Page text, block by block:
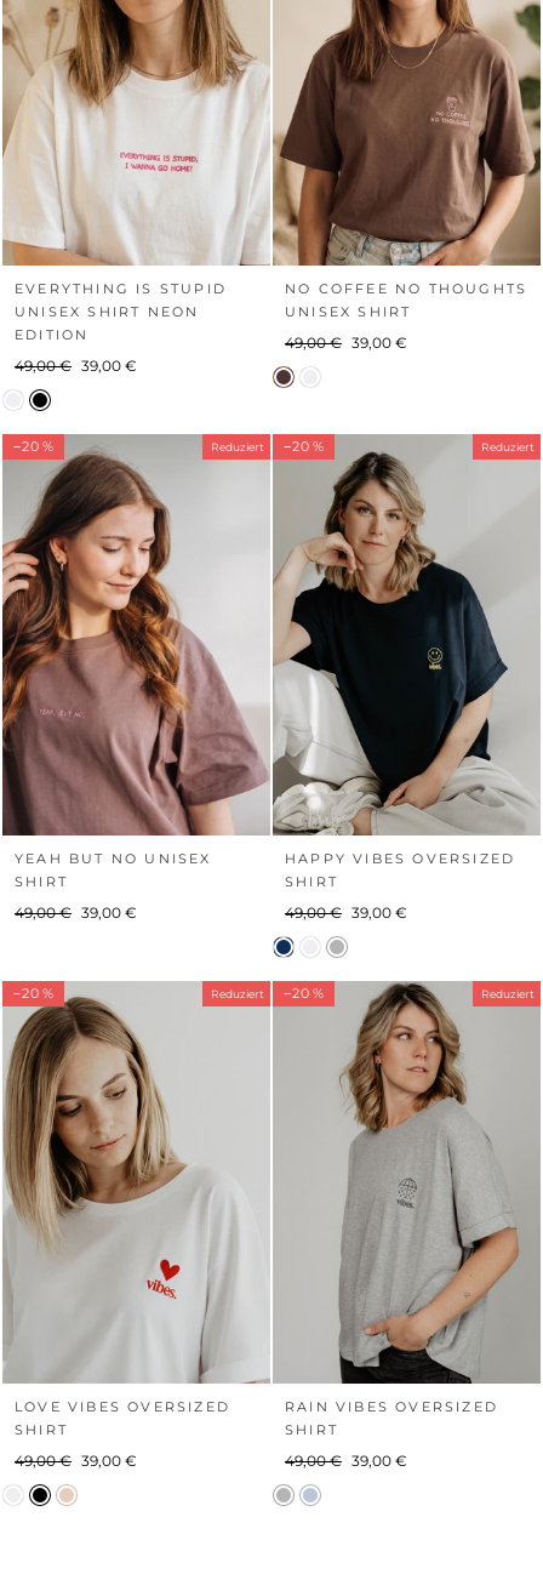
EVERYTHING IS STUPID
UNISEX SHIRT NEON
EDITION
Normaler
Preis
49,00 € Sonderpreis
39,00 €
NO COFFEE NO THOUGHTS
UNISEX SHIRT
Normaler
Preis
49,00 € Sonderpreis
39,00 €
−20 % Reduziert
YEAH BUT NO UNISEX
SHIRT
Normaler
49,00 € Sonderpreis
39,00 €
−20 % Reduziert
HAPPY VIBES OVERSIZED
SHIRT
Normaler
Preis
49,00 € Sonderpreis
39,00 €
−20 % Reduziert
LOVE VIBES OVERSIZED
SHIRT
Normaler
Preis
49,00 € Sonderpreis
39,00 €
−20 % Reduziert
RAIN VIBES OVERSIZED
SHIRT
Normaler
Preis
49,00 € Sonderpreis
39,00 €